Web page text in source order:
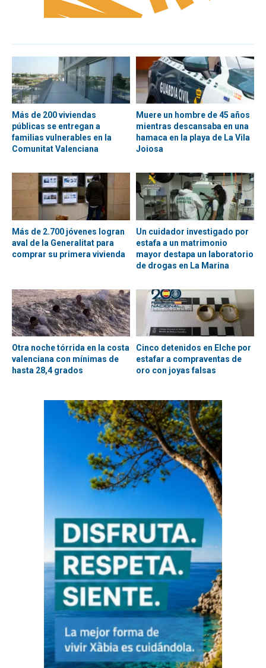
Más de 200 viviendas
públicas se entregan a
familias vulnerables en la
Comunitat Valenciana
Muere un hombre de 45 años
mientras descansaba en una
hamaca en la playa de La Vila
Joiosa
Más de 2.700 jóvenes logran
aval de la Generalitat para
comprar su primera vivienda
Un cuidador investigado por
estafa a un matrimonio
mayor destapa un laboratorio
de drogas en La Marina
Otra noche tórrida en la costa
valenciana con mínimas de
hasta 28,4 grados
Cinco detenidos en Elche por
estafar a compraventas de
oro con joyas falsas